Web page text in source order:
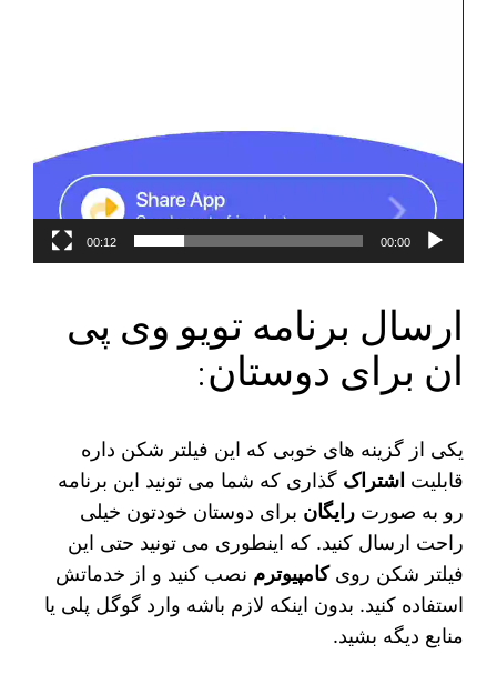
00:00
00:12
ارسال برنامه تویو وی پی
ان برای دوستان:
یکی از گزینه‌ های خوبی که این فیلتر شکن داره
قابلیت اشتراک گذاری که شما می‌ تونید این برنامه
رو به صورترایگان برای دوستان خودتون خیلی
راحت ارسال کنید. که اینطوری می‌ تونید حتی این
فیلتر شکن رویکامپیوترم نصب کنید و از خدماتش
استفاده کنید. بدون اینکه لازم باشه وارد گوگل پلی یا
منابع دیگه بشید.